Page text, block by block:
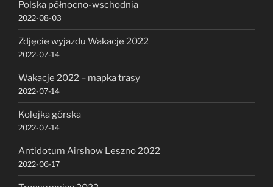
Polska północno-wschodnia
2022-08-03
Zdjęcie wyjazdu Wakacje 2022
2022-07-14
Wakacje 2022 – mapka trasy
2022-07-14
Kolejka górska
2022-07-14
Antidotum Airshow Leszno 2022
2022-06-17